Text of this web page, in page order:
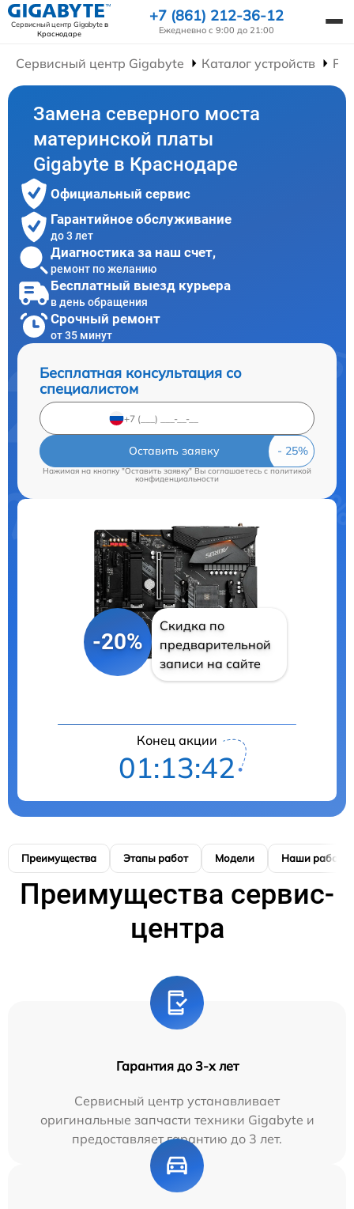
Сервисный центр Gigabyteв
Краснодаре
+7 (861) 212-36-12
Ежедневно с 9:00 до 21:00
Сервисный центр Gigabyte Каталог устройств
Замена северного моста
материнской платы
Gigabyte в Краснодаре
Официальный сервис
Гарантийное обслуживание
до 3 лет
Диагностика за наш счет,
ремонт по желанию
Бесплатный выезд курьера
в день обращения
Срочный ремонт
от 35 минут
Бесплатная консультация со
специалистом
Оставить заявку
Нажимая на кнопку "Оставить заявку" Вы соглашаетесь c политикой
конфиденциальности
-20%
Скидка по
предварительной
записи на сайте
Конец акции
01:13:41
Преимущества Этапы работ Модели Наши работы
Преимущества сервис-
центра
Гарантия до 3-х лет
Сервисный центр устанавливает
оригинальные запчасти техники Gigabyte и
предоставляет гарантию до 3 лет.